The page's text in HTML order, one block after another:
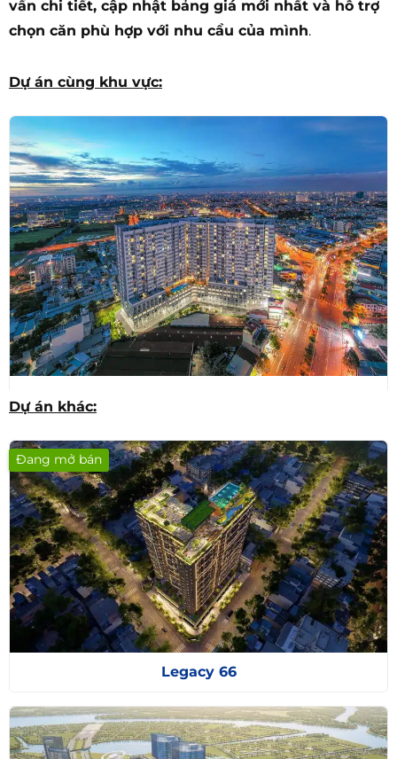
vấn chi tiết, cập nhật bảng giá mới nhất và hỗ trợ
chọn căn phù hợp với nhu cầu của mình.
Dự án cùng khu vực:
Dự án khác:
Đang mở bán
Legacy 66